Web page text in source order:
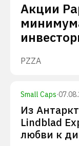
Акции
PZZA
Small Caps·
Из
Lindblad
любви к